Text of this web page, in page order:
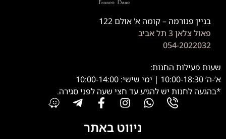
בניין פנורמה – קומה א' אולם 122
פאול צלאן 3 תל אביב
054-2022032
שעות פעילות החנות:
א’-ה’ 10:00-18:30 | ימי שישי: 10:00-14:00
*בהגעה לחנות יש להגיע עד חצי שעה לפני סגירה.
ניווט באתר